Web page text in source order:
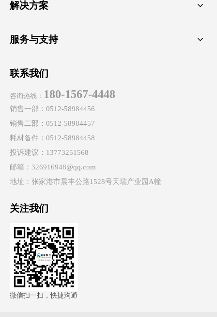
解决方案
服务与支持
联系我们
咨询热线： 180-1567-4448
销售一部：0512-58984456
销售二部：0512-58984457
耗材备件：0512-58984458
投诉建议：13773251568
邮箱：326916948@qq.com
地址：张家港市晨丰公路1528号天瑞产业园A幢
关注我们
微信扫一扫，快捷沟通